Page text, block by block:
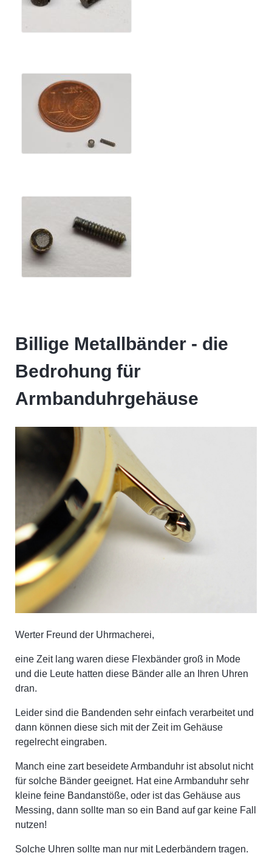
Billige Metallbänder - die
Bedrohung für
Armbanduhrgehäuse
Werter Freund der Uhrmacherei,
eine Zeit lang waren diese Flexbänder groß in Mode
und die Leute hatten diese Bänder alle an Ihren Uhren
dran.
Leider sind die Bandenden sehr einfach verarbeitet und
dann können diese sich mit der Zeit im Gehäuse
regelrecht eingraben.
Manch eine zart beseidete Armbanduhr ist absolut nicht
für solche Bänder geeignet. Hat eine Armbanduhr sehr
kleine feine Bandanstöße, oder ist das Gehäuse aus
Messing, dann sollte man so ein Band auf gar keine Fall
nutzen!
Solche Uhren sollte man nur mit Lederbändern tragen.